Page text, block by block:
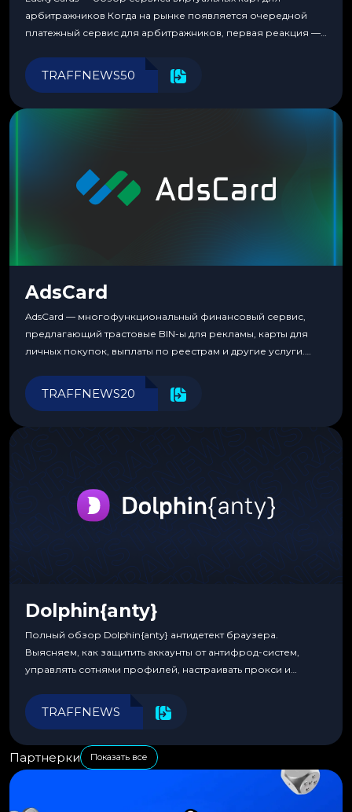
арбитражников Когда на рынке появляется очередной
платежный сервис для арбитражников, первая реакция —
перестаешь воспринимать всерьез любой новый продукт,
пока тот не докажет обратное делом. LuckyCards — история
TRAFFNEWS50
AdsCard
AdsCard — многофункциональный финансовый сервис,
предлагающий трастовые BIN-ы для рекламы, карты для
личных покупок, выплаты по реестрам и другие услуги.
инструменты для управления финансами.
TRAFFNEWS20
Dolphin{anty}
Полный обзор Dolphin{anty} антидетект браузера.
Выясняем, как защитить аккаунты от антифрод-систем,
управлять сотнями профилей, настраивать прокси и
эффективности.
TRAFFNEWS
Партнерки Показать все